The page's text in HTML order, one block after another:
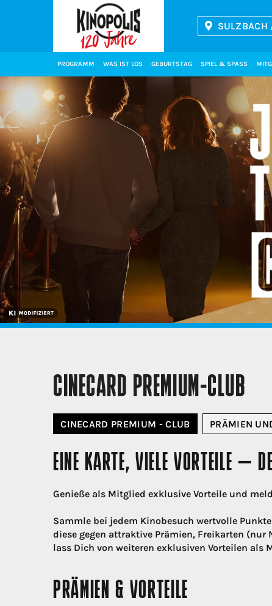
PROGRAMM WAS IST LOS GEBURTSTAG SPIEL & SPASS
CINECARD PREMIUM-CLUB
CINECARD PREMIUM - CLUB PRÄMIEN
EINE KARTE, VIELE VORTEILE –
Genieße als Mitglied exklusive Vorteile und
Sammle bei jedem Kinobesuch wertvolle
diese gegen attraktive Prämien, Freikarten
lass Dich von weiteren exklusiven Vorteilen
PRÄMIEN & VORTEILE